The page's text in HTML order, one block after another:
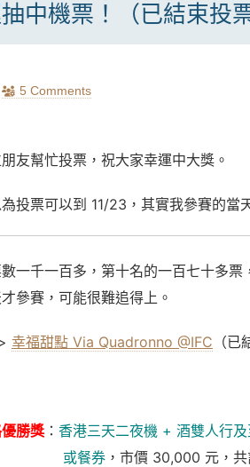
中機票！（已結束投票
5 Comments
友幫忙投票，祝大家幸運中大獎。
投票可以到 11/23 ，其實我參賽的當
一千一百多，第十名的一百七十多
參賽，可能很難追得上。
幸福甜點 Via Quadronno @IFC （已
勝獎 ： 香港三天二夜機 + 酒雙人行
券 ，市價 30,000 元，